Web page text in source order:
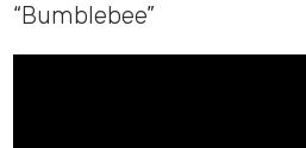
“Bumblebee”